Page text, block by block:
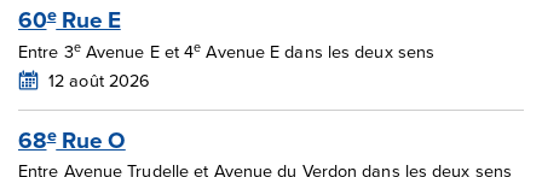
60eRue E
Entre 3eAvenue E et 4e Avenue E dans les deux sens
12 août 2026
68eRue O
Entre Avenue Trudelle et Avenue du Verdon dans les deux sens